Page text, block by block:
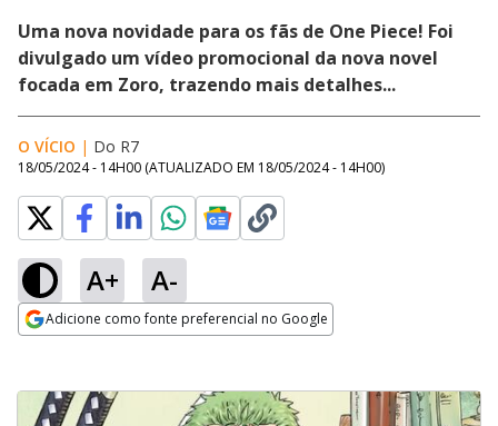
Uma nova novidade para os fãs de One Piece! Foi
divulgado um vídeo promocional da nova novel
focada em Zoro, trazendo mais detalhes...
O VÍCIO | Do R7
18/05/2024 - 14H00 (ATUALIZADO EM 18/05/2024 - 14H00)
A+ A-
Adicione como fonte preferencial no Google